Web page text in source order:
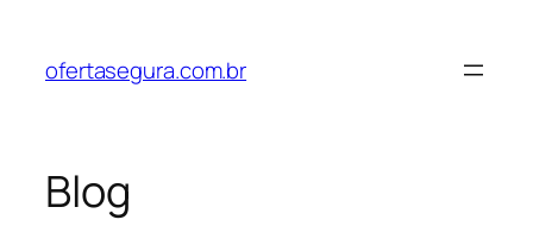
ofertasegura.com.br
Blog